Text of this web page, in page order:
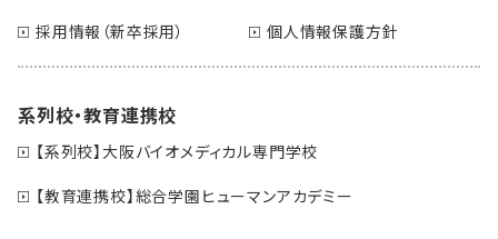
採用情報（新卒採用） 個人情報保護方針
系列校・教育連携校
【系列校】大阪バイオメディカル専門学校
【教育連携校】総合学園ヒューマンアカデミー